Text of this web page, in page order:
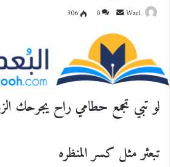
Wael
ل
ب
ر
د
0
306
لو تبي تجمع حطامي راح يجرحك
كل ما
تبعثر مثل كسر المنظره